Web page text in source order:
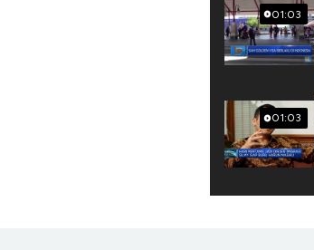
01:03
01:03